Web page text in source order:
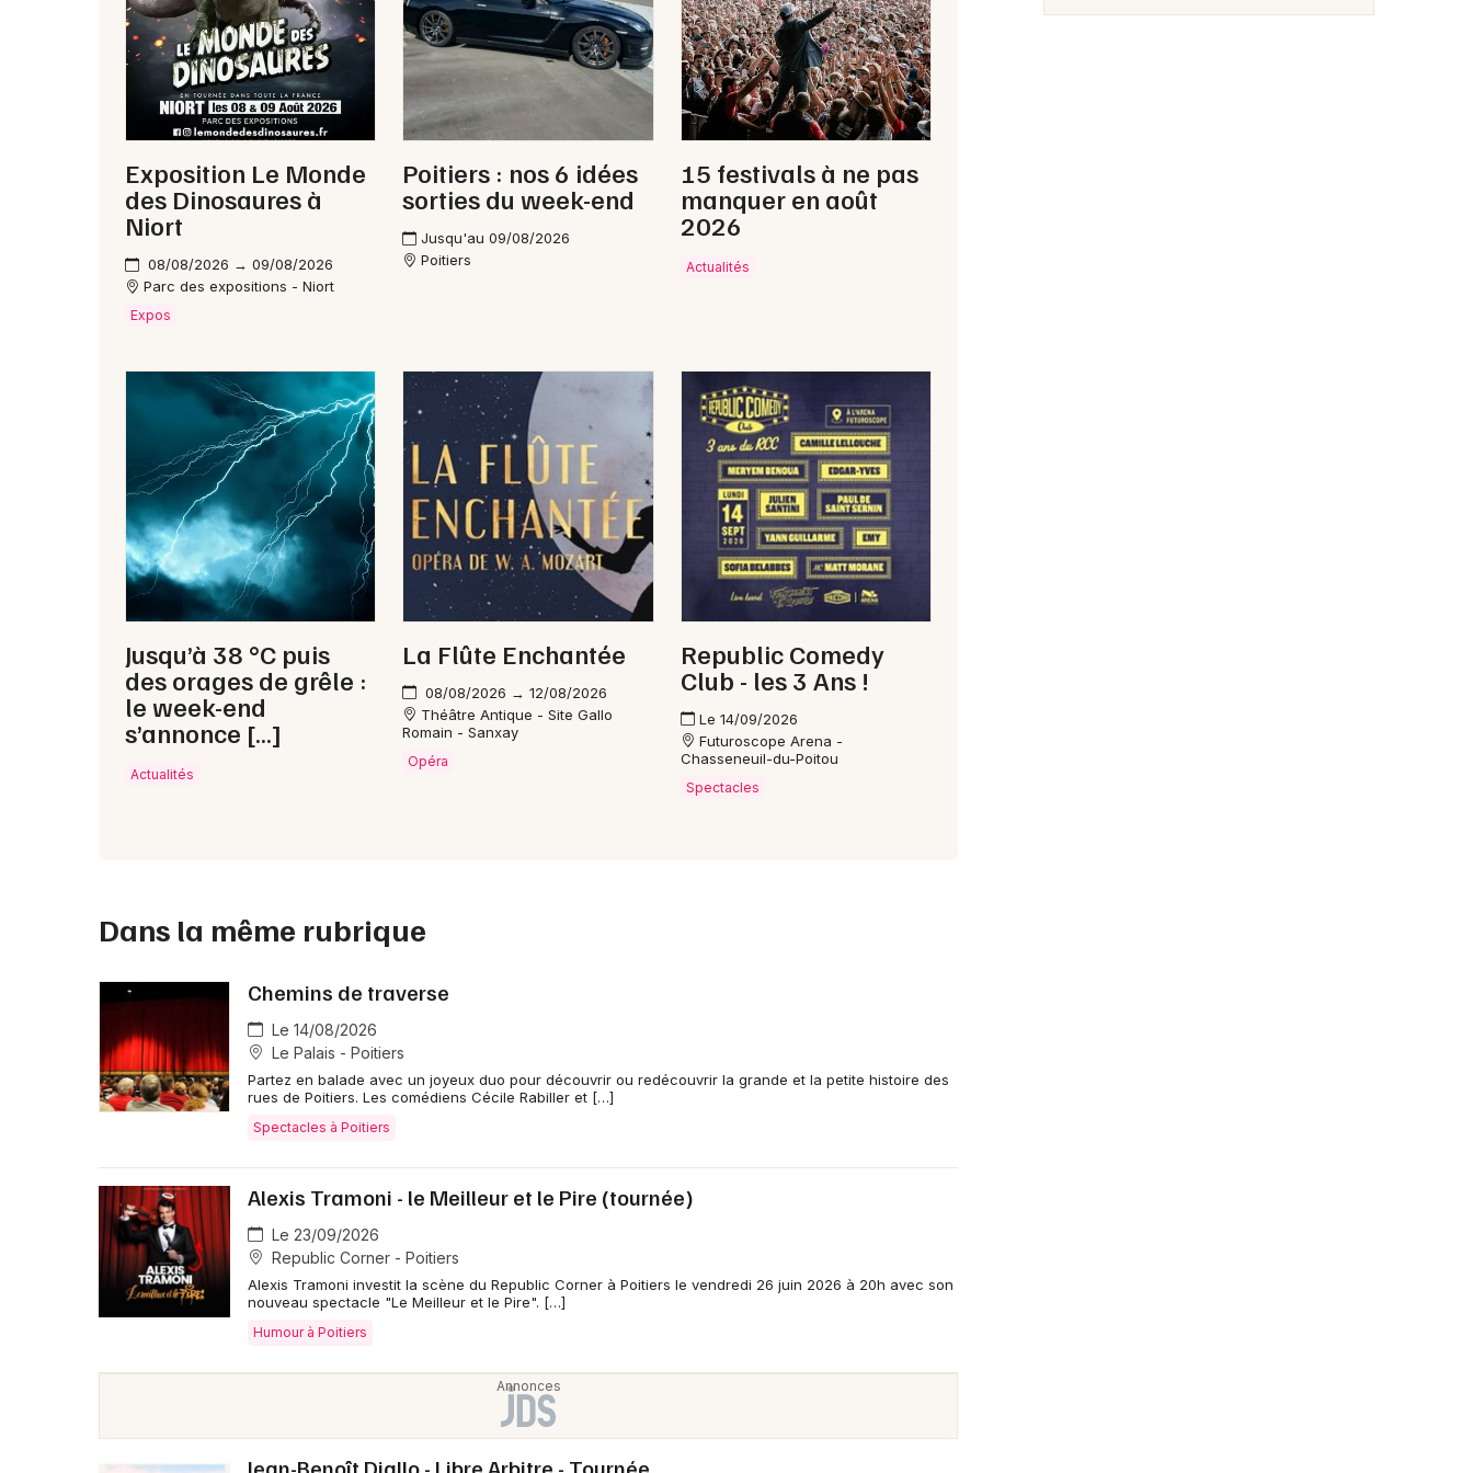
Exposition Le Monde
des Dinosaures à
Niort
08/08/2026 → 09/08/2026
Parc des expositions - Niort
Expos
Poitiers : nos 6 idées
sorties du week-end
Jusqu'au 09/08/2026
Poitiers
15 festivals à ne pas
manquer en août
2026
Actualités
Jusqu’à 38 °C puis
des orages de grêle :
le week-end
s’annonce […]
Actualités
La Flûte Enchantée
08/08/2026 → 12/08/2026
Théâtre Antique - Site Gallo
Romain - Sanxay
Opéra
Republic Comedy
Club - les 3 Ans !
Le 14/09/2026
Futuroscope Arena -
Chasseneuil-du-Poitou
Spectacles
Dans la même rubrique
Chemins de traverse
Le 14/08/2026
Le Palais - Poitiers
Partez en balade avec un joyeux duo pour découvrir ou redécouvrir la grande et la petite histoire des
rues de Poitiers. Les comédiens Cécile Rabiller et […]
Spectacles à Poitiers
Alexis Tramoni - le Meilleur et le Pire (tournée)
Le 23/09/2026
Republic Corner - Poitiers
Alexis Tramoni investit la scène du Republic Corner à Poitiers le vendredi 26 juin 2026 à 20h avec son
nouveau spectacle "Le Meilleur et le Pire". […]
Humour à Poitiers
Jean-Benoît Diallo - Libre Arbitre - Tournée